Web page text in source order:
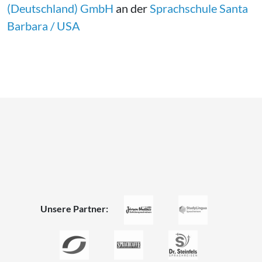
(Deutschland) GmbH an der Sprachschule Santa
Barbara / USA
Unsere Partner: